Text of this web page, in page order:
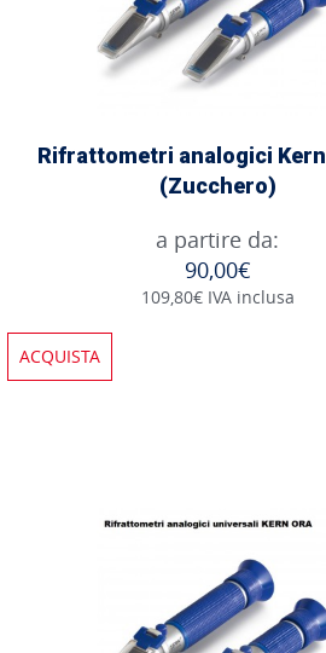
Rifrattometri analogici Kern
(Zucchero)
a partire da:
90,00€
109,80€ IVA inclusa
ACQUISTA